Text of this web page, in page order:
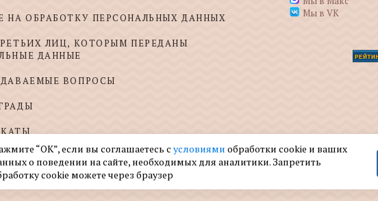
НА ОБРАБОТКУ ПЕРСОНАЛЬНЫХ ДАННЫХ
ЛИЦ, КОТОРЫМ ПЕРЕДАНЫ
ДАННЫЕ
ВОПРОСЫ
ПОЖЕЛАНИЯ
Мы в VK
“ОК”, если вы соглашаетесь с условиями обработки cookie и ваших
о поведении на сайте, необходимых для аналитики. Запретить
cookie можете через браузер